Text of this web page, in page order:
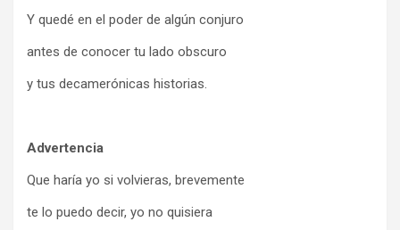
Y quedé en el poder de algún conjuro
antes de conocer tu lado obscuro
y tus decamerónicas historias.
Advertencia
Que haría yo si volvieras, brevemente
te lo puedo decir, yo no quisiera